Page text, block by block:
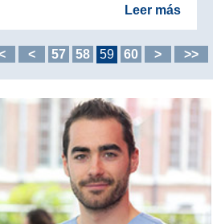
Leer más
< 57 58 59 60 > >>